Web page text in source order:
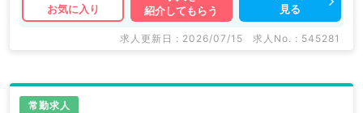
お気に入り
紹介してもらう
見る
求人更新日 : 2026/07/15 求人No. : 545281
常勤求人